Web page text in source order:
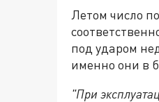
Летом число
под ударом
именно они в
"При